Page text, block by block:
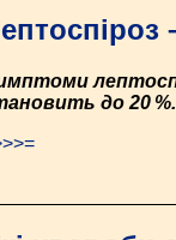
до 20